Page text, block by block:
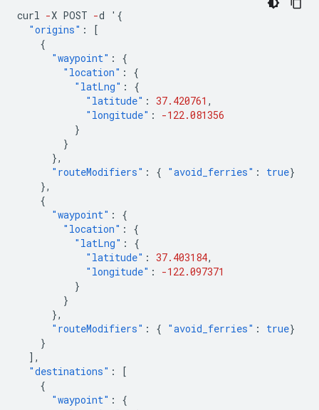
curl -X POST -d ' {
"origins" :
[
{
"waypoint" :
{
"location" :
{
"latLng" :
{
"latitude" : 37.420761 ,
"longitude" :
-122.081356
}
}
},
"routeModifiers" : { "avoid_ferries" : true}
},
{
"waypoint" :
{
"location" :
{
"latLng" :
{
"latitude" : 37.403184,
"longitude" :
-122.097371
}
}
},
"routeModifiers" : { "avoid_ferries" : true}
}
],
"destinations" :
[
{
"waypoint" :
{